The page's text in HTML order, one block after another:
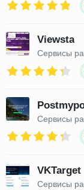
Viewsta
Сервисы
Сервисы
VKTarget
Сервисы